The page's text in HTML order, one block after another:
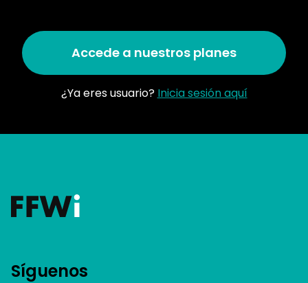
Accede a nuestros planes
¿Ya eres usuario? Inicia sesión aquí
Síguenos